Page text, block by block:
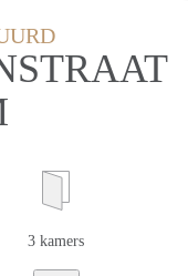
3 kamers